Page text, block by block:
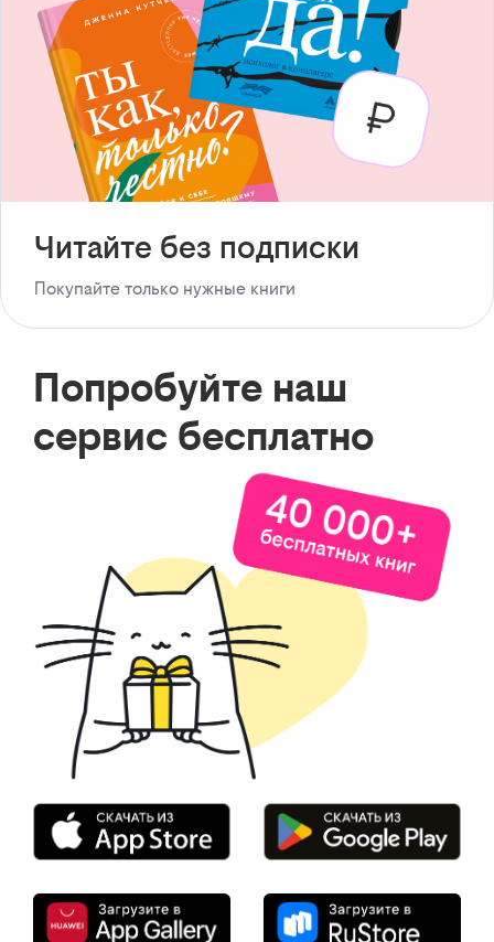
Читайте без подписки
Покупайте только нужные книги
Попробуйте наш
сервис бесплатно